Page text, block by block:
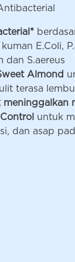
E.Coli,
dan S.aereus
Almond
terasa
meninggalkan
untuk
dan asap